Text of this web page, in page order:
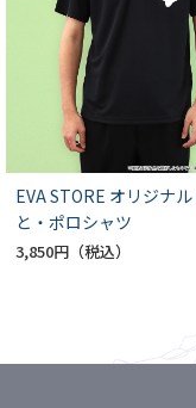
EVA STORE オリジナ
と・ポロシャツ
3,850円